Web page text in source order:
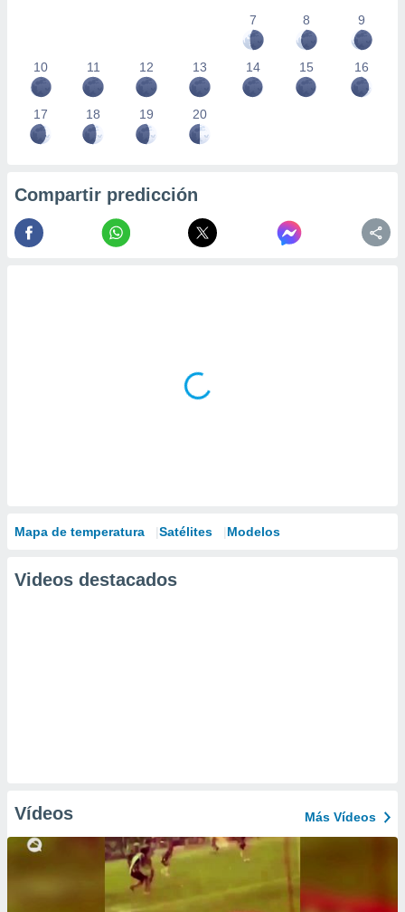
7
8 9
10 11 12 13 14 15 16
17 18 19 20
Compartir predicción
Mapa de temperatura Satélites Modelos
Videos destacados
Vídeos Más Vídeos